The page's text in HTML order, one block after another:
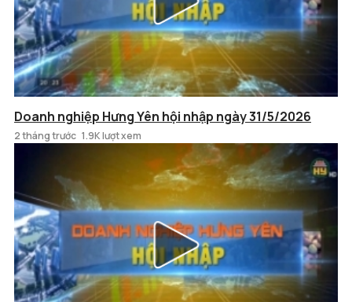
Doanh nghiệp Hưng Yên hội nhập ngày 31/5/2026
2 tháng trước 1.9K lượt xem